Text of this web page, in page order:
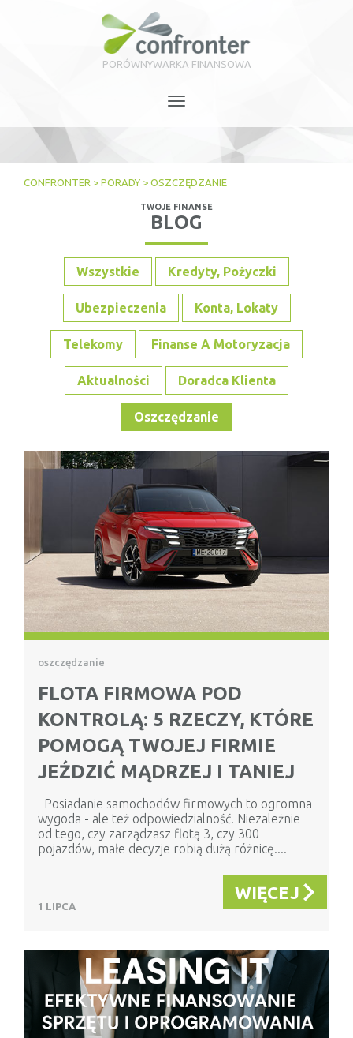
PORÓWNYWARKA FINANSOWA
navigation
CONFRONTER > PORADY > OSZCZĘDZANIE
TWOJE FINANSE
BLOG
Wszystkie Kredyty, Pożyczki
Ubezpieczenia Konta, Lokaty
Telekomy Finanse A Motoryzacja
Aktualności Doradca Klienta
Oszczędzanie
oszczędzanie
FLOTA FIRMOWA POD
KONTROLĄ: 5 RZECZY, KTÓRE
POMOGĄ TWOJEJ FIRMIE
JEŹDZIĆ MĄDRZEJ I TANIEJ
Posiadanie samochodów firmowych to ogromna
wygoda - ale też odpowiedzialność. Niezależnie
od tego, czy zarządzasz flotą 3, czy 300
pojazdów, małe decyzje robią dużą różnicę....
1 LIPCA
WIĘCEJ